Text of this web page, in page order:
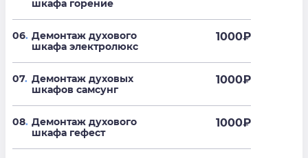
шкафа горение
06. Демонтаж духового
шкафа электролюкс
1000₽
07. Демонтаж духовых
шкафов самсунг
1000₽
08. Демонтаж духового
шкафа гефест
1000₽